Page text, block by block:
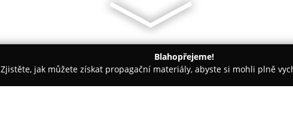
Blahopřejeme!
Zjistěte, jak můžete získat propagační materiály, abyste si mohli plně